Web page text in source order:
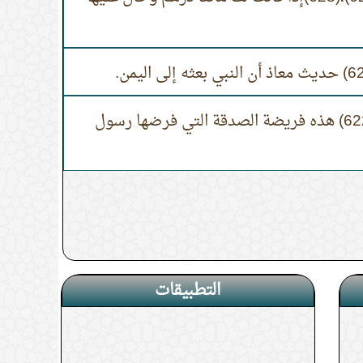
الدرس (2) الحديث(622) هذه فريضة الصدقة التي فرضها رسول
التطبيقات